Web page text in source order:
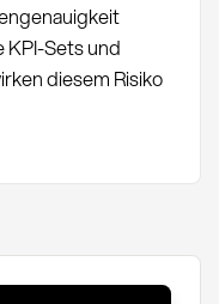
Sets und
diesem Risiko